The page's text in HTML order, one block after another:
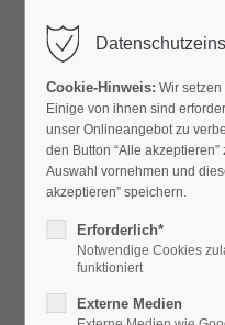
Cookie-Hinweis: Wir
Einige von ihnen sind
unser Onlineangebot zu
den Button “Alle
Auswahl vornehmen und
akzeptieren” speichern.
Erforderlich*
Notwendige Cookies
funktioniert
Externe Medien